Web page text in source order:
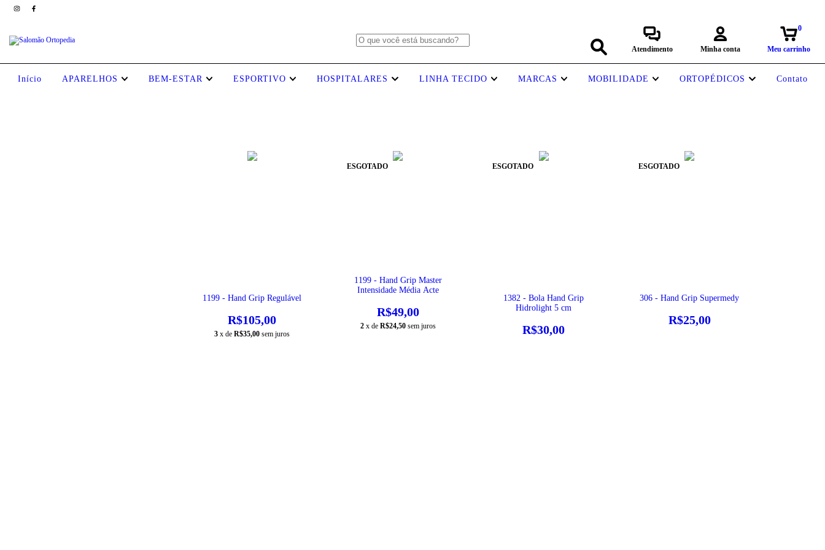
Atendimento Minha conta Meu carrinho
0
Início APARELHOS BEM-ESTAR ESPORTIVO HOSPITALARES LINHA TECIDO MARCAS MOBILIDADE ORTOPÉDICOS Contato
1199 - Hand Grip Regulável
R$105,00
3 x deR$35,00 sem juros
ESGOTADO
1199 - Hand Grip Master
Intensidade Média Acte
R$49,00
2 x de R$24,50 sem juros
ESGOTADO
1382 - Bola Hand Grip
Hidrolight 5 cm
R$30,00
ESGOTADO
306 - Hand Grip Supermedy
R$25,00